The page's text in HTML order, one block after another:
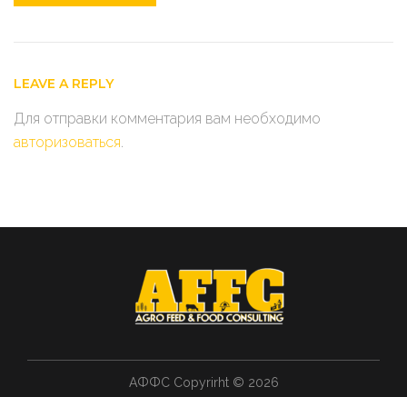
LEAVE A REPLY
Для отправки комментария вам необходимо
авторизоваться.
АФФС Copyrirht © 2026